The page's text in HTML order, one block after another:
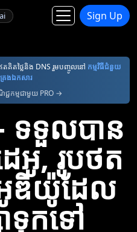
Sign Up
តថ្លៃនិង DNS រួមបញ្ចូលនៅ កម្មវិធី​ជំនួយ​
រង​ឯកសារ
ជកម្មជាមួយ PRO →
ទទួលបាន
អូ, រូបថត
ឌីយ៉ូដែល
ាទុកទៅ